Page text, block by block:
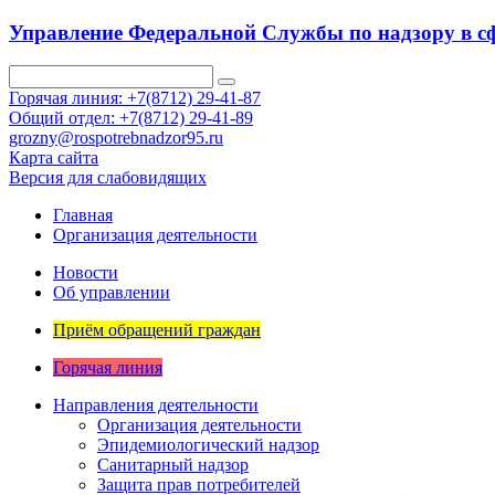
Управление Федеральной Службы по надзору в
Горячая линия: +7(8712) 29-41-87
Общий отдел: +7(8712) 29-41-89
grozny@rospotrebnadzor95.ru
Карта сайта
Версия для слабовидящих
Главная
Организация деятельности
Новости
Об управлении
Приём обращений граждан
Горячая линия
Направления деятельности
Организация деятельности
Эпидемиологический надзор
Санитарный надзор
Защита прав потребителей